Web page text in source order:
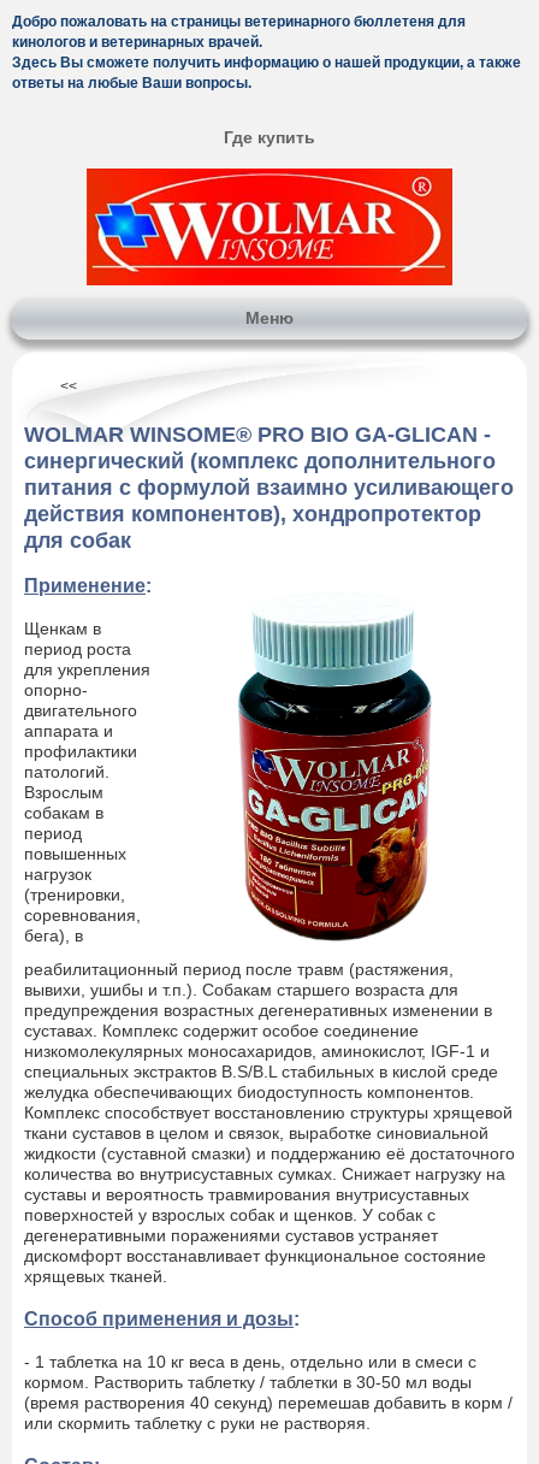
Добро пожаловать на страницы ветеринарного бюллетеня для
кинологов и ветеринарных врачей.
Здесь Вы сможете получить информацию о нашей продукции, а также
ответы на любые Ваши вопросы.
Где купить
Меню
<<
WOLMAR WINSOME® PRO BIO GA-GLICAN -
синергический (комплекс дополнительного
питания с формулой взаимно усиливающего
действия компонентов), хондропротектор
для собак
Применение:
Щенкам в
период роста
для укрепления
опорно-
двигательного
аппарата и
профилактики
патологий.
Взрослым
собакам в
период
повышенных
нагрузок
(тренировки,
соревнования,
бега), в
реабилитационный период после травм (растяжения,
вывихи, ушибы и т.п.). Собакам старшего возраста для
предупреждения возрастных дегенеративных изменении в
суставах. Комплекс содержит особое соединение
низкомолекулярных моносахаридов, аминокислот, IGF-1 и
специальных экстрактов B.S/B.L стабильных в кислой среде
желудка обеспечивающих биодоступность компонентов.
Комплекс способствует восстановлению структуры хрящевой
ткани суставов в целом и связок, выработке синовиальной
жидкости (суставной смазки) и поддержанию её достаточного
количества во внутрисуставных сумках. Снижает нагрузку на
суставы и вероятность травмирования внутрисуставных
поверхностей у взрослых собак и щенков. У собак с
дегенеративными поражениями суставов устраняет
дискомфорт восстанавливает функциональное состояние
хрящевых тканей.
Способ применения и дозы:
- 1 таблетка на 10 кг веса в день, отдельно или в смеси с
кормом. Растворить таблетку / таблетки в 30-50 мл воды
(время растворения 40 секунд) перемешав добавить в корм /
или скормить таблетку с руки не растворяя.